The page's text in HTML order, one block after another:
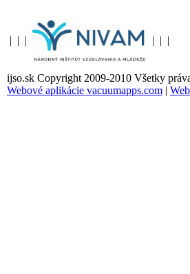
| | | | | |
ijso.sk Copyright 2009-2010 Všetky
Webové aplikácie vacuumapps.com |